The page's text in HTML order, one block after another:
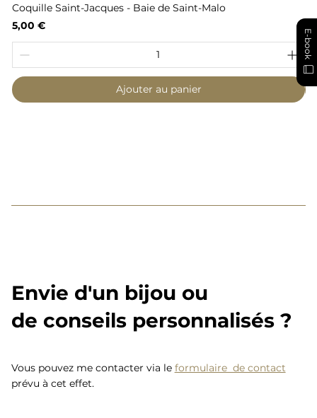
Coquille Saint-Jacques - Baie de Saint-Malo
Prix
5,00 €
Ajouter au panier
Envie d'un bijou ou
de conseils personnalisés ?
Vous pouvez me contacter via le formulaire de contact
prévu à cet effet.
E-book